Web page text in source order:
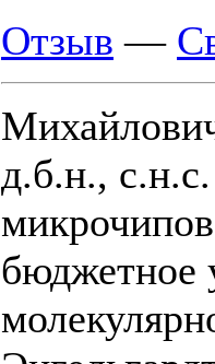
Отзыв —
д.б.н.,
бюджетное